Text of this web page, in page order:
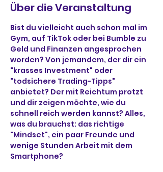
Über die Veranstaltung
Bist du vielleicht auch schon mal im
Gym, auf TikTok oder bei Bumble zu
Geld und Finanzen angesprochen
worden? Von jemandem, der dir ein
"krasses Investment" oder
"todsichere Trading-Tipps"
anbietet? Der mit Reichtum protzt
und dir zeigen möchte, wie du
schnell reich werden kannst? Alles,
was du brauchst: das richtige
"Mindset", ein paar Freunde und
wenige Stunden Arbeit mit dem
Smartphone?